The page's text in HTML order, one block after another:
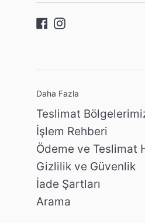
Facebook
Instagram
Daha Fazla
Teslimat
İşlem Rehberi
Ödeme ve Teslimat
Gizlilik ve Güvenlik
İade Şartları
Arama